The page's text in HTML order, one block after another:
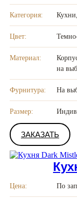
Категория:
Цвет:
Материал:
на
Фурнитура: На
Размер:
ЗАКАЗАТЬ
Цена: По